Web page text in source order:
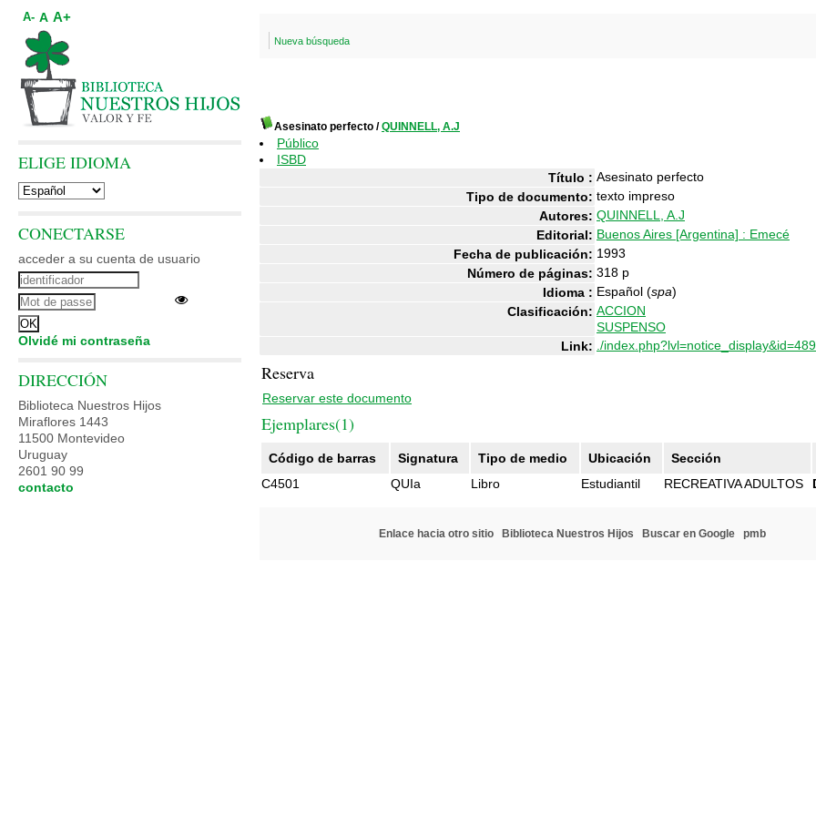
Nueva búsqueda
Asesinato perfecto /QUINNELL, A.J
Público
ISBD
Título : Asesinato perfecto
Tipo de documento: texto impreso
Autores: QUINNELL, A.J
Editorial: Buenos Aires [Argentina] : Emecé
Fecha de publicación: 1993
Número de páginas: 318 p
Idioma : Español (spa)
Clasificación: ACCION
SUSPENSO
Link: ./
Reserva
Reservar este documento
Ejemplares(1)
Código de barras Signatura Tipo de medio Ubicación
Sección
C4501
QUIa Libro Estudiantil RECREATIVA ADULTOS
Enlace hacia otro sitio Biblioteca Nuestros Hijos Buscar en Google pmb
A- A A+
ELIGE IDIOMA
CONECTARSE
acceder a su cuenta de usuario
Olvidé mi contraseña
DIRECCIÓN
Biblioteca Nuestros Hijos
Miraflores 1443
11500 Montevideo
Uruguay
2601 90 99
contacto